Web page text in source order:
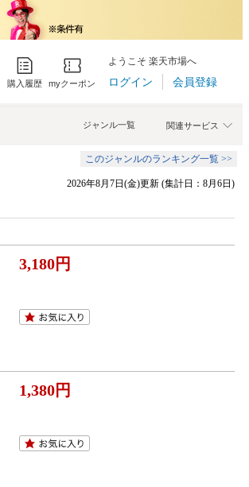
購入履歴 myクーポン
ようこそ 楽天市場へ
ログイン 会員登録
関連サービス
ジャンル一覧
このジャンルのランキング一覧 >>
2026年8月7日(金)更新 (集計日：8月6日)
3,180円
1,380円